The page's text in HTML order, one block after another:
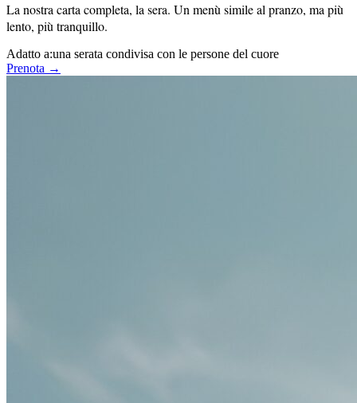
La nostra carta completa, la sera. Un menù simile al pranzo, ma più
lento, più tranquillo.
Adatto a:una serata condivisa con le persone del cuore
Prenota →